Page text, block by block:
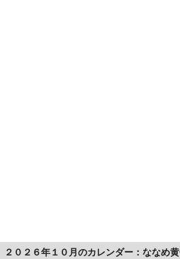
２０２６年１０月のカレンダー：ななめ